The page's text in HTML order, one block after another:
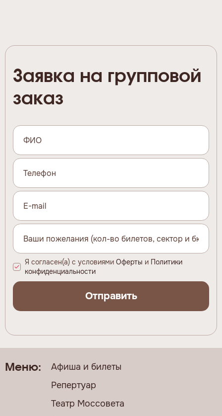
Заявка на групповой
заказ
Я согласен(а) с условиями Оферты и Политики
конфиденциальности
Отправить
Меню:
Афиша и билеты
Репертуар
Театр Моссовета